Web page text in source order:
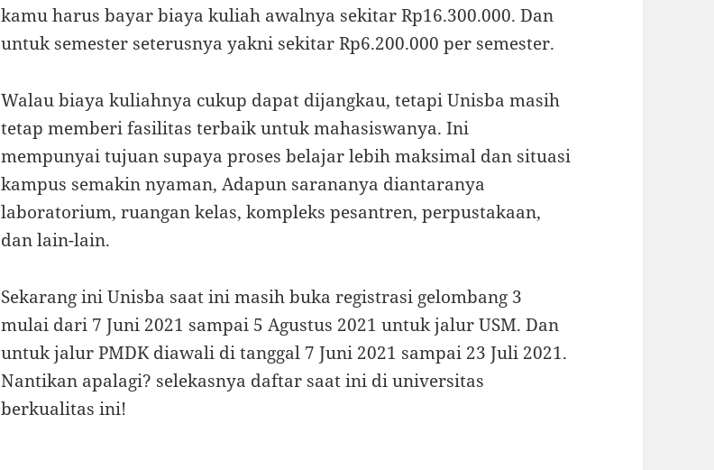
kamu harus bayar biaya kuliah awalnya sekitar Rp16.300.000. Dan
untuk semester seterusnya yakni sekitar Rp6.200.000 per semester.
Walau biaya kuliahnya cukup dapat dijangkau, tetapi Unisba masih
tetap memberi fasilitas terbaik untuk mahasiswanya. Ini
mempunyai tujuan supaya proses belajar lebih maksimal dan situasi
kampus semakin nyaman, Adapun sarananya diantaranya
laboratorium, ruangan kelas, kompleks pesantren, perpustakaan,
dan lain-lain.
Sekarang ini Unisba saat ini masih buka registrasi gelombang 3
mulai dari 7 Juni 2021 sampai 5 Agustus 2021 untuk jalur USM. Dan
untuk jalur PMDK diawali di tanggal 7 Juni 2021 sampai 23 Juli 2021.
Nantikan apalagi? selekasnya daftar saat ini di universitas
berkualitas ini!